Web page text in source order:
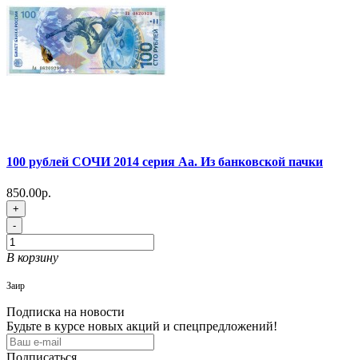
100 рублей СОЧИ 2014 серия Аа. Из банковской пачки
850.00р.
+
-
В корзину
Заир
Подписка на новости
Будьте в курсе новых акций и спецпредложений!